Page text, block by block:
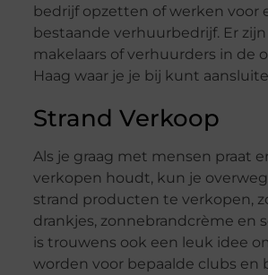
bedrijf opzetten of werken voor
bestaande verhuurbedrijf. Er
makelaars of verhuurders in de
Haag waar je je bij kunt
Strand Verkoop
Als je graag met mensen praat
verkopen houdt, kun je
strand producten te verkopen,
drankjes, zonnebrandcrème en
is trouwens ook een leuk idee
worden voor bepaalde clubs en